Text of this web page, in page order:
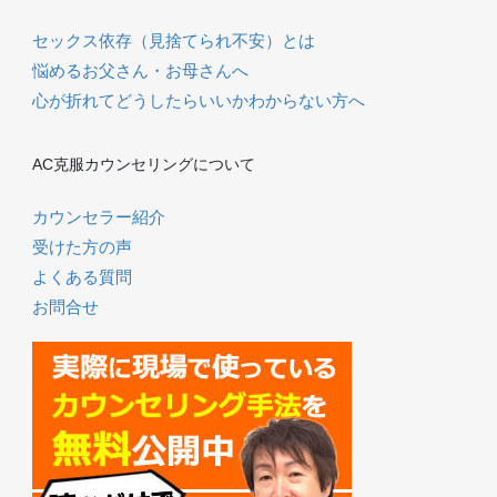
セックス依存（見捨てられ不安）とは
悩めるお父さん・お母さんへ
心が折れてどうしたらいいかわからない方へ
AC克服カウンセリングについて
カウンセラー紹介
受けた方の声
よくある質問
お問合せ